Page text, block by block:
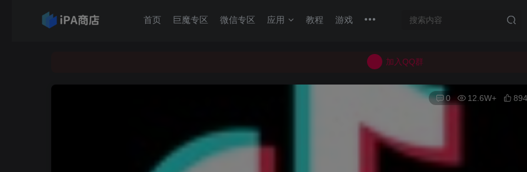
首页 巨魔专区 微信专区 应用 教程 游戏
所有上传的应用 均已通过 严格的安全检测
加入QQ群
0 12.6W+